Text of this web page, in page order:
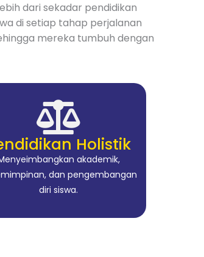
dari sekadar pendidikan
di setiap tahap perjalanan
mereka tumbuh dengan
Holistik
akademik,
dan pengembangan
diri siswa.